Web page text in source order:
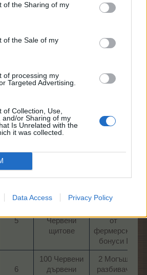
of the Sharing of my
of the Sale of my
of processing my
Targeted Advertising.
of Collection, Use,
and/or Sharing of my
Is Unrelated with the
it was collected.
Data Access Privacy Policy
Задача Необходимо Награда
ТрТО​
3​
300160
Червени
2 Сезонен
4​
тор​
5​
Червени
щитове​
1
от
фермерски
бонуси I​
6​
100 Червени
дървени
2 Могъщ
разбивач